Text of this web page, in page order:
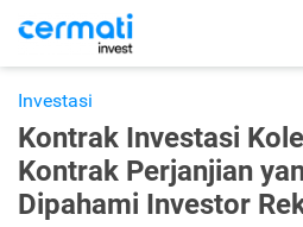
Investasi
Kontrak Investasi
Kontrak Perjanjian
Dipahami Investor